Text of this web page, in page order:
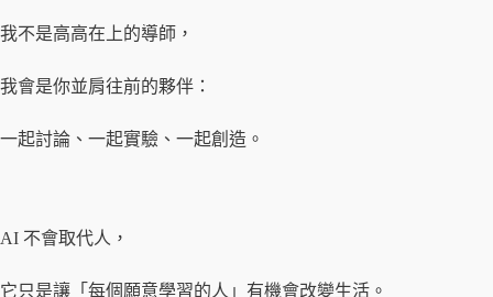
我不是高高在上的導師，
我會是你並肩往前的夥伴：
一起討論、一起實驗、一起創造。
AI 不會取代人，
它只是讓「每個願意學習的人」有機會改變生活。